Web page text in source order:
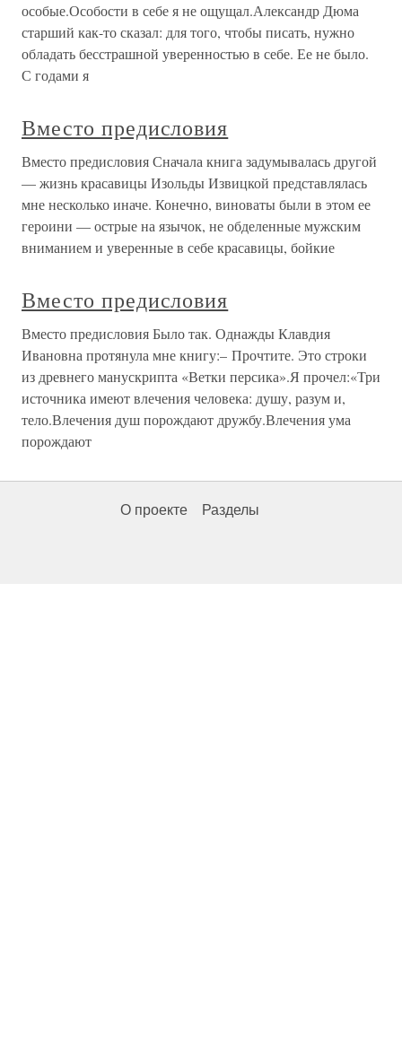
особые.Особости в себе я не ощущал.Александр Дюма
старший как-то сказал: для того, чтобы писать, нужно
обладать бесстрашной уверенностью в себе. Ее не было.
С годами я
Вместо предисловия
Вместо предисловия Сначала книга задумывалась другой
— жизнь красавицы Изольды Извицкой представлялась
мне несколько иначе. Конечно, виноваты были в этом ее
героини — острые на язычок, не обделенные мужским
вниманием и уверенные в себе красавицы, бойкие
Вместо предисловия
Вместо предисловия Было так. Однажды Клавдия
Ивановна протянула мне книгу:– Прочтите. Это строки
из древнего манускрипта «Ветки персика».Я прочел:«Три
источника имеют влечения человека: душу, разум и,
тело.Влечения душ порождают дружбу.Влечения ума
порождают
О проекте Разделы